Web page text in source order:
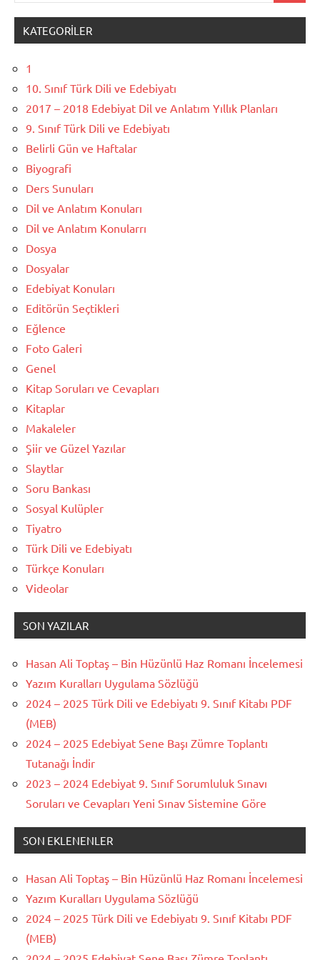
KATEGORILER
1
10. Sınıf Türk Dili ve Edebiyatı
2017 – 2018 Edebiyat Dil ve Anlatım Yıllık Planları
9. Sınıf Türk Dili ve Edebiyatı
Belirli Gün ve Haftalar
Biyografi
Ders Sunuları
Dil ve Anlatım Konuları
Dil ve Anlatım Konularrı
Dosya
Dosyalar
Edebiyat Konuları
Editörün Seçtikleri
Eğlence
Foto Galeri
Genel
Kitap Soruları ve Cevapları
Kitaplar
Makaleler
Şiir ve Güzel Yazılar
Slaytlar
Soru Bankası
Sosyal Kulüpler
Tiyatro
Türk Dili ve Edebiyatı
Türkçe Konuları
Videolar
SON YAZILAR
Hasan Ali Toptaş – Bin Hüzünlü Haz Romanı İncelemesi
Yazım Kuralları Uygulama Sözlüğü
2024 – 2025 Türk Dili ve Edebiyatı 9. Sınıf Kitabı PDF
(MEB)
2024 – 2025 Edebiyat Sene Başı Zümre Toplantı
Tutanağı İndir
2023 – 2024 Edebiyat 9. Sınıf Sorumluluk Sınavı
Soruları ve Cevapları Yeni Sınav Sistemine Göre
SON EKLENENLER
Hasan Ali Toptaş – Bin Hüzünlü Haz Romanı İncelemesi
Yazım Kuralları Uygulama Sözlüğü
2024 – 2025 Türk Dili ve Edebiyatı 9. Sınıf Kitabı PDF
(MEB)